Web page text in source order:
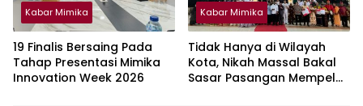
Kabar Mimika
19 Finalis Bersaing Pada
Tahap Presentasi Mimika
Innovation Week 2026
Kabar Mimika
Tidak Hanya di Wilayah
Kota, Nikah Massal Bakal
Sasar Pasangan Mempelai